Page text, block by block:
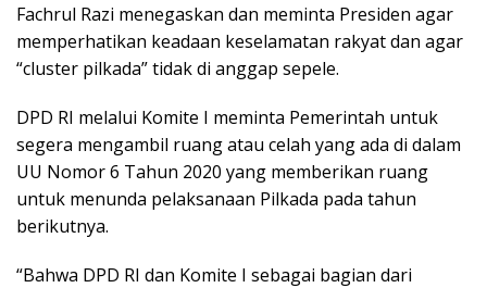
Fachrul Razi menegaskan dan meminta Presiden agar
memperhatikan keadaan keselamatan rakyat dan agar
“cluster pilkada” tidak di anggap sepele.
DPD RI melalui Komite I meminta Pemerintah untuk
segera mengambil ruang atau celah yang ada di dalam
UU Nomor 6 Tahun 2020 yang memberikan ruang
untuk menunda pelaksanaan Pilkada pada tahun
berikutnya.
“Bahwa DPD RI dan Komite I sebagai bagian dari